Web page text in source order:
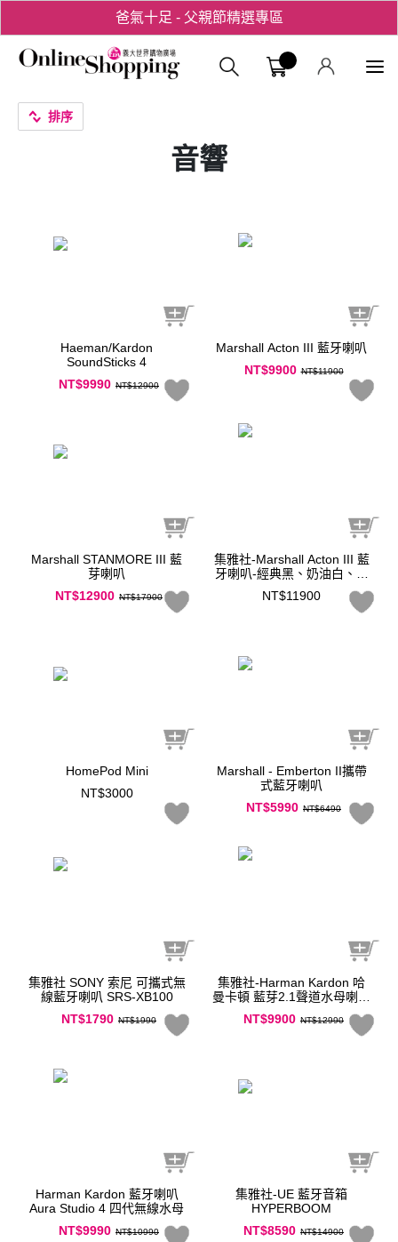
爸氣十足 - 父親節精選專區
用心愛你！七夕星選禮遇！義大購物
排序
音響
Haeman/Kardon
SoundSticks 4
NT$9990 NT$12900
Marshall Acton III 藍牙喇叭
NT$9900 NT$11900
Marshall STANMORE III 藍
芽喇叭
NT$12900 NT$17900
集雅社-Marshall Acton III 藍
牙喇叭-經典黑、奶油白、復
古棕 (三色)
NT$11900
HomePod Mini
NT$3000
Marshall - Emberton II攜帶
式藍牙喇叭
NT$5990 NT$6490
集雅社 SONY 索尼 可攜式無
線藍牙喇叭 SRS-XB100
NT$1790 NT$1990
集雅社-Harman Kardon 哈
曼卡頓 藍芽2.1聲道水母喇叭
soundstick4
NT$9900 NT$12990
Harman Kardon 藍牙喇叭
Aura Studio 4 四代無線水母
NT$9990 NT$10990
集雅社-UE 藍牙音箱
HYPERBOOM
NT$8590 NT$14900